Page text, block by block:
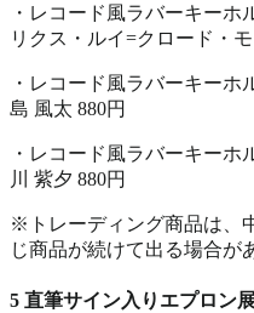
・レコード風ラバーキーホ
リクス・ルイ=クロード・
・レコード風ラバーキーホ
島 風太 880円
・レコード風ラバーキーホ
川 紫夕 880円
※トレーディング商品は、
じ商品が続けて出る場合が
5 直筆サイン入りエプロン